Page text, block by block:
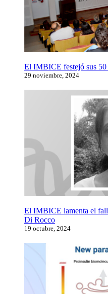
El IMBICE festejó sus 50
29 noviembre, 2024
El IMBICE lamenta el
Di Rocco
19 octubre, 2024